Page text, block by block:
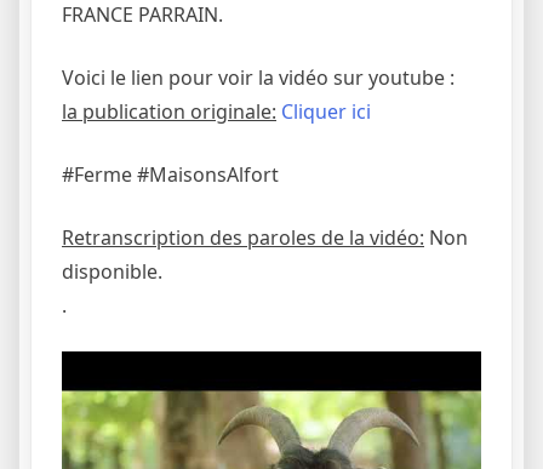
FRANCE PARRAIN.
Voici le lien pour voir la vidéo sur youtube :
la publication originale: Cliquer ici
#Ferme #MaisonsAlfort
Retranscription des paroles de la vidéo: Non
disponible.
.